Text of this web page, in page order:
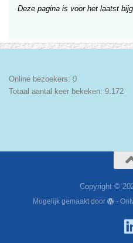
Deze pagina is voor het laatst
Online bezoekers: 0
Totaal aantal keer bekeken: 9.172
Copyright ©
Mogelijk gemaakt door -